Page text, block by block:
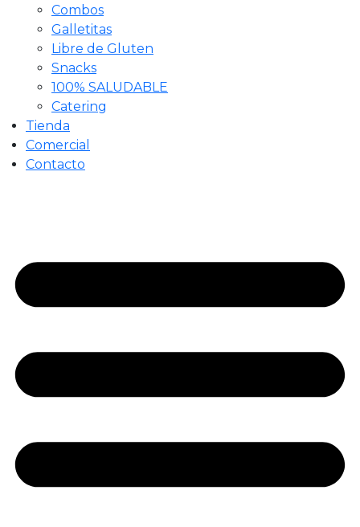
Combos
Galletitas
Libre de Gluten
Snacks
100% SALUDABLE
Catering
Tienda
Comercial
Contacto